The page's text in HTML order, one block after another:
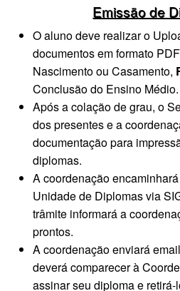
Emissão de
O aluno deve realizar o
documentos em formato
Nascimento ou Casamento,
Conclusão do Ensino Médio.
Após a colação de grau, o
dos presentes e a
documentação para
diplomas.
A coordenação
Unidade de Diplomas via
trâmite informará a
prontos.
A coordenação enviará
deverá comparecer à
assinar seu diploma e retirá-